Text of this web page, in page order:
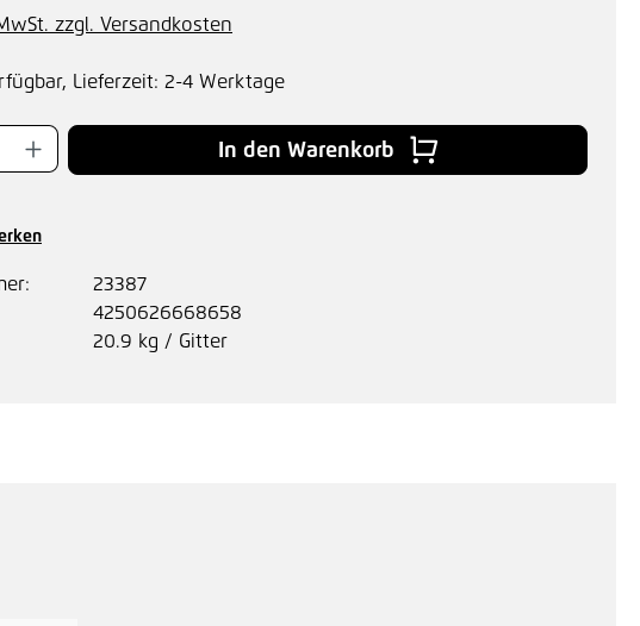
zzgl. Versandkosten
Lieferzeit: 2-4 Werktage
Anzahl: Gib den gewünschten Wert ein oder
In den Warenkorb
23387
4250626668658
20.9 kg / Gitter